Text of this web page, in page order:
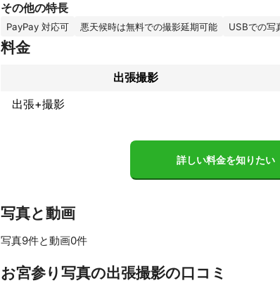
撮影に関してわからないことがあれば、いつでもお気軽にご質
これまでの実績
学生時代からクラブ活動として、
デジタル一眼レフカメラはおよそ10年使用しています。
写真を基本から学びなおすため、写真教室、出張撮影講座等
見積もりは参考として、交渉次第でお安くします。
初めてお会いした方が満足いく写真を撮りたいと考えているか
撮影させていただいた方に喜んでいただける写真が撮りたいと
午前中の撮影ならば、データをその日中にお送りします。
納品を1日、2日遅らせていただくようにお断りを行っています
その他の特長
PayPay 対応可 悪天候時は無料での撮影延期可能 USBでの写
料金
出張撮影
出張+撮影
詳しい料金を知りたい
写真と動画
写真9件と動画0件
お宮参り写真の出張撮影の口コミ